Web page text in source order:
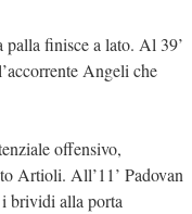
finisce a lato. Al 39’
Angeli che
offensivo,
Artioli. All’11’ Padovan
i brividi alla porta